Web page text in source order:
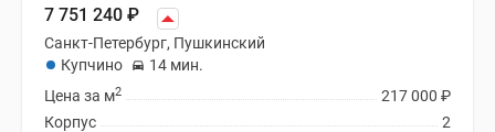
7 751 240 ₽
Санкт-Петербург, Пушкинский
Купчино
14 мин.
217 000 ₽
Цена за м2
2
Корпус